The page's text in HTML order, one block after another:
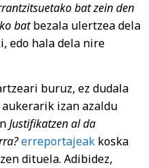
bat zein den
batbezala ulertzea dela
edo hala dela nire
buruz, ez dudala
izan azaldu
Justifikatzen al da
erreportajeak koska
dituela. Adibidez,